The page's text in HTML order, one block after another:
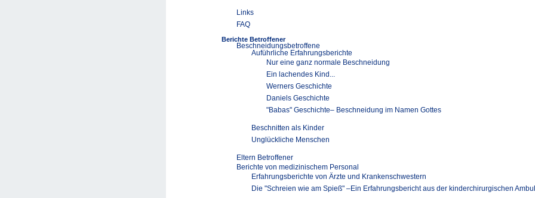
Links
FAQ
Berichte Betroffener
Beschneidungsbetroffene
Auführliche Erfahrungsberichte
Nur eine ganz normale Beschneidung
Ein lachendes Kind...
Werners Geschichte
Daniels Geschichte
"Babas" Geschichte– Beschneidung im Namen Gottes
Beschnitten als Kinder
Unglückliche Menschen
Eltern Betroffener
Berichte von medizinischem Personal
Erfahrungsberichte von Ärzte und Krankenschwestern
Die "Schreien wie am Spieß" –Ein Erfahrungsbericht aus der kinderchirurgischen